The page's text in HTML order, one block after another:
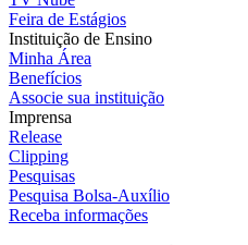
Feira de Estágios
Instituição de Ensino
Minha Área
Benefícios
Associe sua instituição
Imprensa
Release
Clipping
Pesquisas
Pesquisa Bolsa-Auxílio
Receba informações